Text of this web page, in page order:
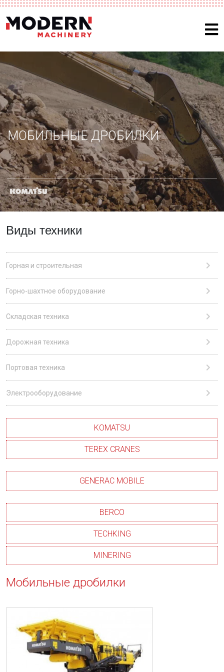
МОБИЛЬНЫЕ ДРОБИЛКИ
Виды техники
Горная и строительная
Горно-шахтное оборудование
Складская техника
Дорожная техника
Портовая техника
Электрооборудование
KOMATSU
TEREX CRANES
GENERAC MOBILE
BERCO
TECHKING
MINERING
Мобильные дробилки